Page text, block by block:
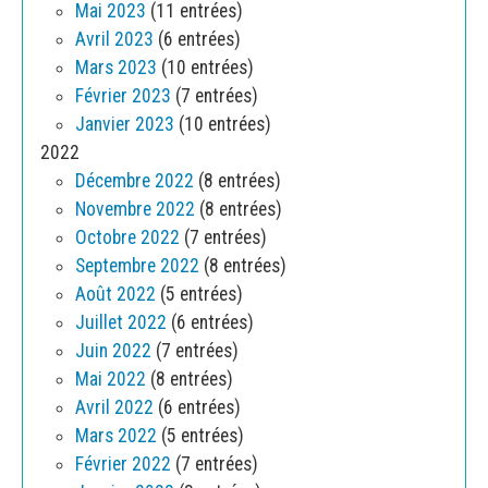
Mai 2023 (11 entrées)
Avril 2023 (6 entrées)
Mars 2023 (10 entrées)
Février 2023 (7 entrées)
Janvier 2023 (10 entrées)
2022
Décembre 2022 (8 entrées)
Novembre 2022 (8 entrées)
Octobre 2022 (7 entrées)
Septembre 2022 (8 entrées)
Août 2022 (5 entrées)
Juillet 2022 (6 entrées)
Juin 2022 (7 entrées)
Mai 2022 (8 entrées)
Avril 2022 (6 entrées)
Mars 2022 (5 entrées)
Février 2022 (7 entrées)